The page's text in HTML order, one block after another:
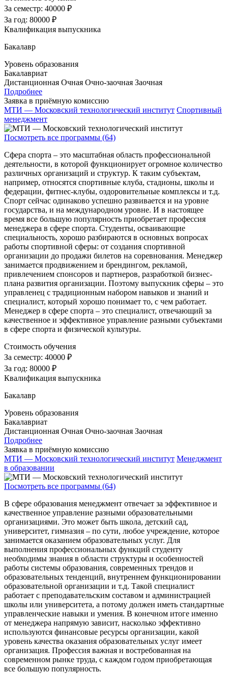
За семестр: 40000 ₽
За год: 80000 ₽
Квалификация выпускника
Бакалавр
Уровень образования
Бакалавриат
Дистанционная Очная Очно-заочная Заочная
Подробнее
Заявка в приёмную комиссию
МТИ — Московский технологический институт Спортивный
менеджмент
Посмотреть все программы (64)
Сфера спорта – это масштабная область профессиональной
деятельности, в которой функционирует огромное количество
различных организаций и структур. К таким субъектам,
например, относятся спортивные клуба, стадионы, школы и
федерации, фитнес-клубы, оздоровительные комплексы и т.д.
Спорт сейчас одинаково успешно развивается и на уровне
государства, и на международном уровне. И в настоящее
время все большую популярность приобретает профессия
менеджера в сфере спорта. Студенты, осваивающие
специальность, хорошо разбираются в основных вопросах
работы спортивной сферы: от создания спортивной
организации до продажи билетов на соревнования. Менеджер
занимается продвижением и брендингом, рекламой,
привлечением спонсоров и партнеров, разработкой бизнес-
плана развития организации. Поэтому выпускник сферы – это
управленец с традиционным набором навыков и знаний и
специалист, который хорошо понимает то, с чем работает.
Менеджер в сфере спорта – это специалист, отвечающий за
качественное и эффективное управление разными субъектами
в сфере спорта и физической культуры.
Стоимость обучения
За семестр: 40000 ₽
За год: 80000 ₽
Квалификация выпускника
Бакалавр
Уровень образования
Бакалавриат
Дистанционная Очная Очно-заочная Заочная
Подробнее
Заявка в приёмную комиссию
МТИ — Московский технологический институт Менеджмент
в образовании
Посмотреть все программы (64)
В сфере образования менеджмент отвечает за эффективное и
качественное управление разными образовательными
организациями. Это может быть школа, детский сад,
университет, гимназия – по сути, любое учреждение, которое
занимается оказанием образовательных услуг. Для
выполнения профессиональных функций студенту
необходимы знания в области структуры и особенностей
работы системы образования, современных трендов и
образовательных тенденций, внутреннем функционировании
образовательной организации и т.д. Такой специалист
работает с преподавательским составом и администрацией
школы или университета, а потому должен иметь стандартные
управленческие навыки и умения. В конечном итоге именно
от менеджера напрямую зависит, насколько эффективно
используются финансовые ресурсы организации, какой
уровень качества оказания образовательных услуг имеет
организация. Профессия важная и востребованная на
современном рынке труда, с каждом годом приобретающая
все большую популярность.